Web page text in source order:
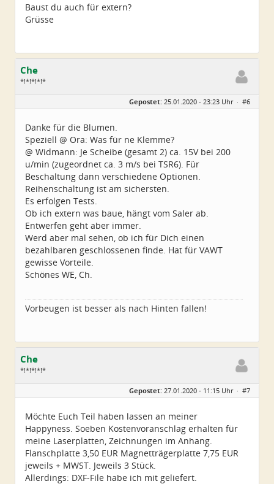
Baust du auch für extern?
Grüsse
Che
*!*!*!*!*
Alter:
72
Dabei seit:
06 / 2014
Gepostet: 25.01.2020 - 23:23 Uhr · #6
Danke für die Blumen.
Speziell @ Ora: Was für ne Klemme?
@ Widmann: Je Scheibe (gesamt 2) ca. 15V bei 200
u/min (zugeordnet ca. 3 m/s bei TSR6). Für
Beschaltung dann verschiedene Optionen.
Reihenschaltung ist am sichersten.
Es erfolgen Tests.
Ob ich extern was baue, hängt vom Saler ab.
Entwerfen geht aber immer.
Werd aber mal sehen, ob ich für Dich einen
bezahlbaren geschlossenen finde. Hat für VAWT
gewisse Vorteile.
Schönes WE, Ch.
Vorbeugen ist besser als nach Hinten fallen!
Che
*!*!*!*!*
Geschlecht:
Alter:
72
Dabei seit:
06 / 2014
Gepostet: 27.01.2020 - 11:15 Uhr · #7
Möchte Euch Teil haben lassen an meiner
Happyness. Soeben Kostenvoranschlag erhalten für
meine Laserplatten, Zeichnungen im Anhang.
Flanschplatte 3,50 EUR Magnetträgerplatte 7,75 EUR
jeweils + MWST. Jeweils 3 Stück.
Allerdings: DXF-File habe ich mit geliefert.